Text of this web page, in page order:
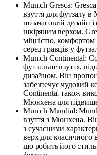
Munich Gresca:
взуття для футзалу
позачасовий дизайн
шкіряним верхом.
міцністю, комфортом
серед гравців у
Munich Continental:
футзальне взуття,
дизайном. Він
забезпечує чудовий
Continental також
Мюнхена для
Munich Mundial:
взуття з Мюнхена.
з сучасними
верх для класичного
що робить його